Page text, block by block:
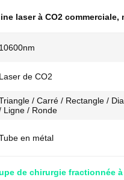
laser à CO2 commerciale,
10600nm
Laser de CO2
/ Carré / Rectangle /
Ligne / Ronde
en métal
de chirurgie fractionnée